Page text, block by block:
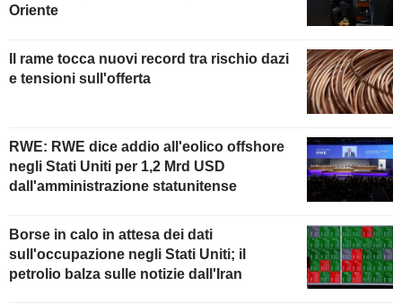
Oriente
Il rame tocca nuovi record tra rischio dazi
e tensioni sull'offerta
RWE: RWE dice addio all'eolico offshore
negli Stati Uniti per 1,2 Mrd USD
dall'amministrazione statunitense
Borse in calo in attesa dei dati
sull'occupazione negli Stati Uniti; il
petrolio balza sulle notizie dall'Iran